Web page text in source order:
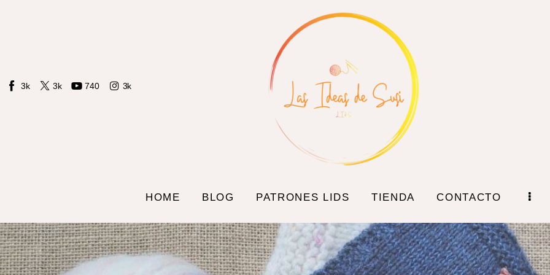
3k 3k 740 3k
HOME BLOG PATRONES LIDS TIENDA CONTACTO
Home
Patrones LIdS
Contacto
Sobre mi